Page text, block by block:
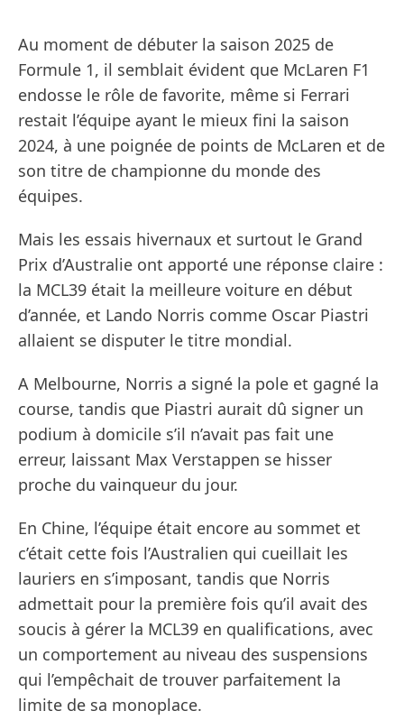
Au moment de débuter la saison 2025 de
Formule 1, il semblait évident que McLaren F1
endosse le rôle de favorite, même si Ferrari
restait l’équipe ayant le mieux fini la saison
2024, à une poignée de points de McLaren et de
son titre de championne du monde des
équipes.
Mais les essais hivernaux et surtout le Grand
Prix d’Australie ont apporté une réponse claire :
la MCL39 était la meilleure voiture en début
d’année, et Lando Norris comme Oscar Piastri
allaient se disputer le titre mondial.
A Melbourne, Norris a signé la pole et gagné la
course, tandis que Piastri aurait dû signer un
podium à domicile s’il n’avait pas fait une
erreur, laissant Max Verstappen se hisser
proche du vainqueur du jour.
En Chine, l’équipe était encore au sommet et
c’était cette fois l’Australien qui cueillait les
lauriers en s’imposant, tandis que Norris
admettait pour la première fois qu’il avait des
soucis à gérer la MCL39 en qualifications, avec
un comportement au niveau des suspensions
qui l’empêchait de trouver parfaitement la
limite de sa monoplace.